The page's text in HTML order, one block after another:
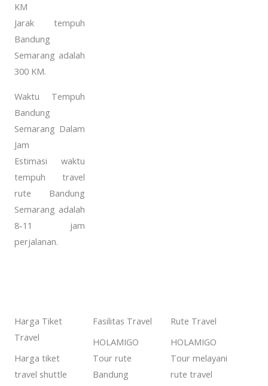
KM
Jarak tempuh
Bandung
Semarang adalah
300 KM.
Waktu Tempuh
Bandung
Semarang Dalam
Jam
Estimasi waktu
tempuh travel
rute Bandung
Semarang adalah
8-11 jam
perjalanan.
Harga Tiket
Travel
Harga tiket
travel shuttle
Fasilitas Travel
HOLAMIGO
Tour rute
Bandung
Rute Travel
HOLAMIGO
Tour melayani
rute travel